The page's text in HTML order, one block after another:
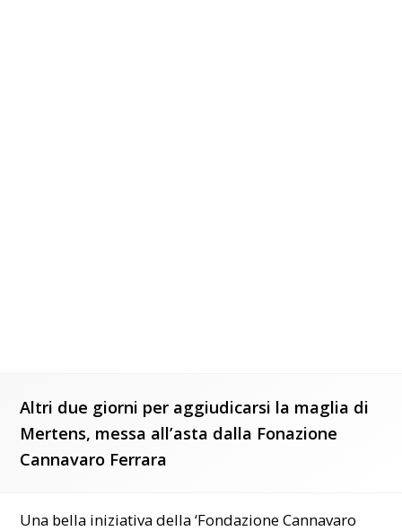
Altri due giorni per aggiudicarsi la maglia di
Mertens, messa all’asta dalla Fonazione
Cannavaro Ferrara
Una bella iniziativa della ‘Fondazione Cannavaro